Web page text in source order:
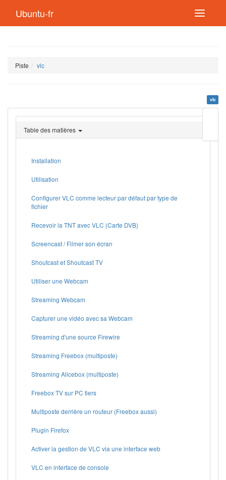
Ubuntu-fr
Piste vlc
vlc
page
Table des matières
Installation
Utilisation
Configurer VLC comme lecteur par défaut par type de
fichier
Recevoir la TNT avec VLC (Carte DVB)
Screencast / Filmer son écran
Shoutcast et Shoutcast TV
Utiliser une Webcam
Streaming Webcam
Capturer une vidéo avec sa Webcam
Streaming d'une source Firewire
Streaming Freebox (multiposte)
Streaming Alicebox (multiposte)
Freebox TV sur PC tiers
Multiposte derrière un routeur (Freebox aussi)
Plugin Firefox
Activer la gestion de VLC via une interface web
VLC en interface de console